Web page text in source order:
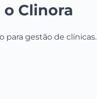
Clinora
para gestão de clínicas.